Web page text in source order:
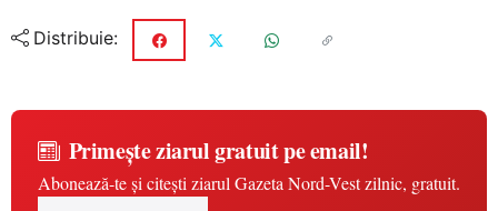
Distribuie:
Primește ziarul gratuit pe email!
Abonează-te și citești ziarul Gazeta Nord-Vest zilnic, gratuit.